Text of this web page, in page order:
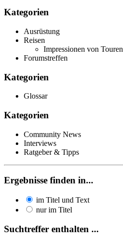
Kategorien
Ausrüstung
Reisen
Impressionen von Touren
Forumstreffen
Kategorien
Glossar
Kategorien
Community News
Interviews
Ratgeber & Tipps
Ergebnisse finden in...
im Titel und Text
nur im Titel
Suchtreffer enthalten ...